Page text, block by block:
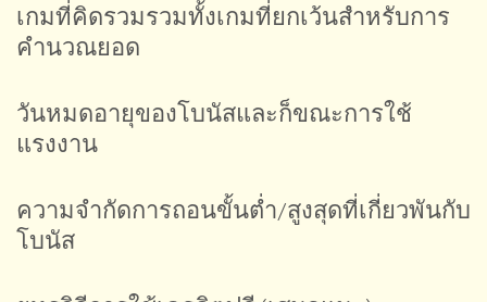
เกมที่คิดรวมรวมทั้งเกมที่ยกเว้นสำหรับการ
คำนวณยอด
วันหมดอายุของโบนัสและก็ขณะการใช้
แรงงาน
ความจำกัดการถอนขั้นต่ำ/สูงสุดที่เกี่ยวพันกับ
โบนัส